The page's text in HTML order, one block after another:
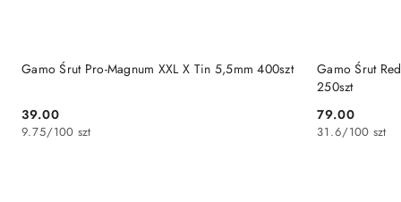
Gamo Śrut Pro-Magnum XXL X Tin 5,5mm 400szt
Cena:
39.00
9.75/100 szt
DO KOSZYKA
Gamo Śrut
250szt
Cena:
79.00
31.6/100 szt